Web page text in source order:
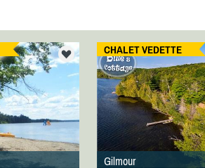
CHALET VEDETTE
Gilmour